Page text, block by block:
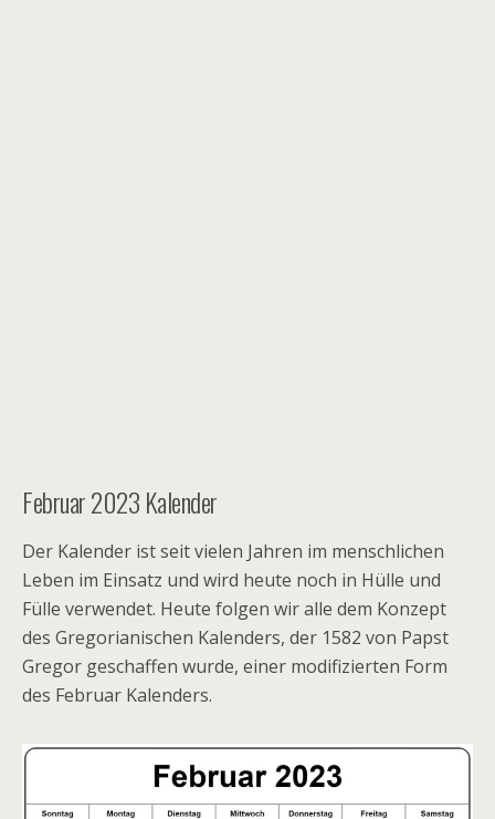
Februar 2023 Kalender
Der Kalender ist seit vielen Jahren im menschlichen
Leben im Einsatz und wird heute noch in Hülle und
Fülle verwendet. Heute folgen wir alle dem Konzept
des Gregorianischen Kalenders, der 1582 von Papst
Gregor geschaffen wurde, einer modifizierten Form
des Februar Kalenders.